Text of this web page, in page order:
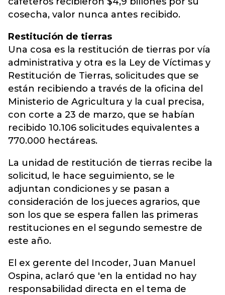
cosecha, valor nunca antes recibido.
Restitución de tierras
Una cosa es la restitución de tierras por vía
administrativa y otra es la Ley de Víctimas y
Restitución de Tierras, solicitudes que se
están recibiendo a través de la oficina del
Ministerio de Agricultura y la cual precisa,
con corte a 23 de marzo, que se habían
recibido 10.106 solicitudes equivalentes a
770.000 hectáreas.
La unidad de restitución de tierras recibe la
solicitud, le hace seguimiento, se le
adjuntan condiciones y se pasan a
consideración de los jueces agrarios, que
son los que se espera fallen las primeras
restituciones en el segundo semestre de
este año.
El ex gerente del Incoder, Juan Manuel
Ospina, aclaró que 'en la entidad no hay
responsabilidad directa en el tema de